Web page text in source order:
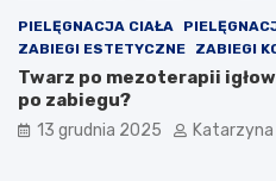
e
t
r
z
a
m
?
P
r
o
PIELĘGNACJA CIAŁA
ZABIEGI ESTETYCZNE
ZABIEGI
Twarz po mezoterapii
po zabiegu?
13 grudnia 2025 Katarzyna